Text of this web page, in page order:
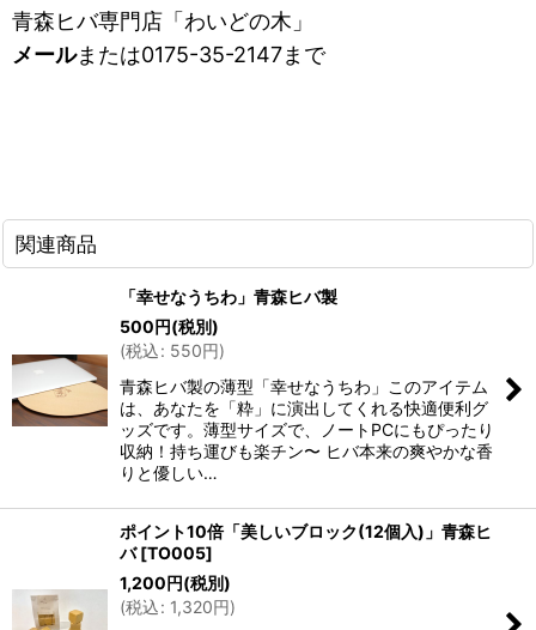
青森ヒバ専門店「わいどの木 」
メールまたは0175-35-2147まで
関連商品
「幸せなうちわ」青森ヒバ製
500円(税別)
(税込: 550円)
青森ヒバ製の薄型「幸せなうちわ」このアイテム
は、あなたを「粋」に演出してくれる快適便利グ
ッズです。薄型サイズで、ノートPCにもぴったり
収納！持ち運びも楽チン〜 ヒバ本来の爽やかな香
りと優しい…
ポイント10倍「美しいブロック(12個入)」青森ヒ
バ [TO005]
1,200円(税別)
(税込: 1,320円)